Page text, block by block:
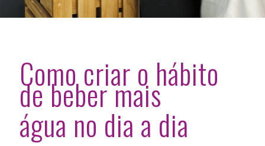
Como criar o hábito
de beber mais
água no dia a dia